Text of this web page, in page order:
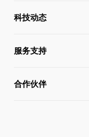
关于隆基
全球化布局
管理层信息
科技动态
硅片价格
行业动态
服务支持
下载中心
合作伙伴